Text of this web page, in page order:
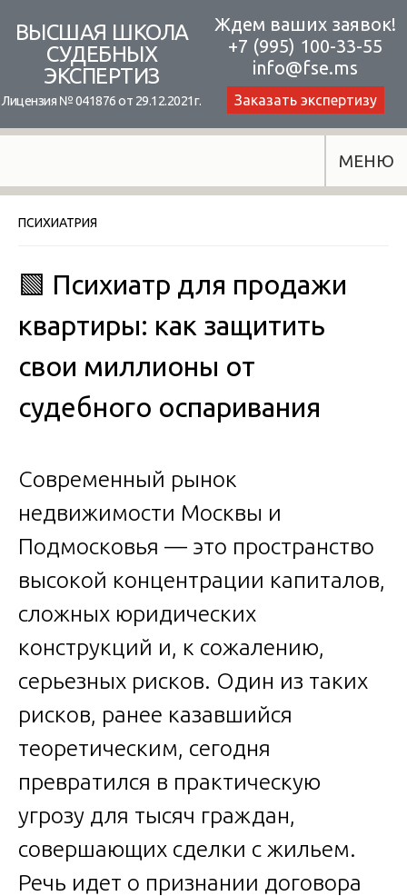
content
ВЫСШАЯ ШКОЛА
СУДЕБНЫХ
ЭКСПЕРТИЗ
Лицензия № 041876 от 29.12.2021г.
Ждем ваших заявок!
+7 (995) 100-33-55
info@fse.ms
Заказать экспертизу
МЕНЮ
ПСИХИАТРИЯ
🟩 Психиатр для продажи
квартиры: как защитить
свои миллионы от
судебного оспаривания
Современный рынок
недвижимости Москвы и
Подмосковья — это пространство
высокой концентрации капиталов,
сложных юридических
конструкций и, к сожалению,
серьезных рисков. Один из таких
рисков, ранее казавшийся
теоретическим, сегодня
превратился в практическую
угрозу для тысяч граждан,
совершающих сделки с жильем.
Речь идет о признании договора